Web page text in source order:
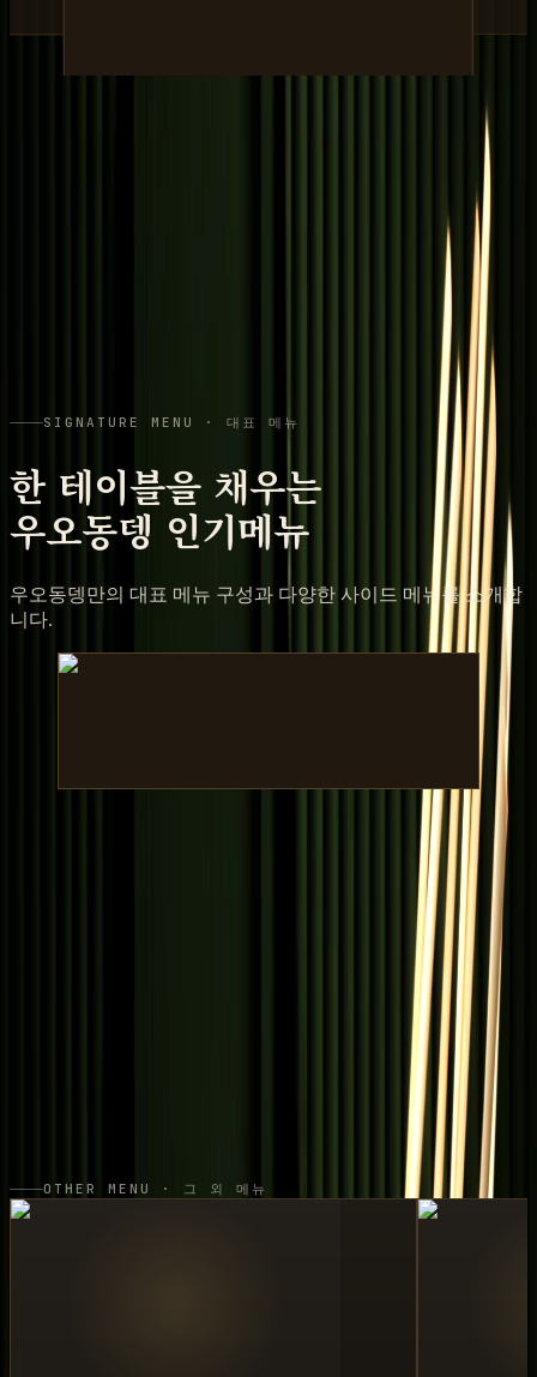
SIGNATURE MENU · 대표 메뉴
한 테이블을 채우는
우오동뎅 인기메뉴
우오동뎅만의 대표 메뉴 구성과 다양한 사이드 메뉴를 소개합
니다.
시그니처
OTHER MENU · 그 외 메뉴